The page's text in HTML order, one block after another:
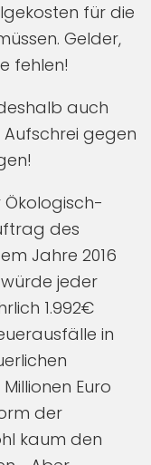
für die
Gelder,
fehlen!
auch
gegen
Ökologisch-
des
Jahre 2016
jeder
1.992€
in
Euro
der
kaum den